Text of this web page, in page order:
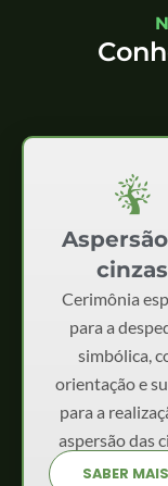
cinzas
Cerimônia
para a
simbólica,
orientação e
para a
aspersão das
SABER MAIS